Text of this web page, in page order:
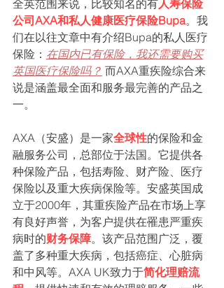
全英范围来说，比较知名的有人寿保险
公司AXA和私人健康医疗保险Bupa。我
们在以往文章中有介绍Bupa的私人医疗
保险： 在国内已有保险，我还需要购买
英国医疗保险吗？ 而AXA重疾险综合来
说是涵盖最全面和服务最完善的产品之
一。
AXA（安盛）是一家全球性的保险和金
融服务公司，总部位于法国。它提供各
种保险产品，包括寿险、财产险、医疗
保险以及重大疾病保险等。安盛英国成
立于2000年，其重疾险产品在市场上享
有良好声誉，为客户提供在罹患严重疾
病时的财务保障。该产品范围广泛，覆
盖了多种重大疾病，包括癌症、心脏病
和中风等。AXA UK致力于简化理赔流